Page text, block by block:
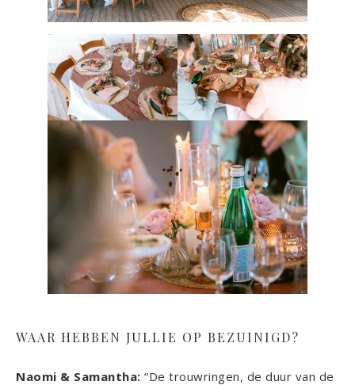
WAAR HEBBEN JULLIE OP BEZUINIGD?
Naomi & Samantha: “De trouwringen, de duur van de